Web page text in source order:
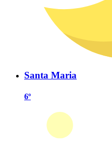
Santa Maria
6º